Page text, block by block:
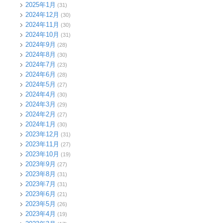
2025年1月 (31)
2024年12月 (30)
2024年11月 (30)
2024年10月 (31)
2024年9月 (28)
2024年8月 (30)
2024年7月 (23)
2024年6月 (28)
2024年5月 (27)
2024年4月 (30)
2024年3月 (29)
2024年2月 (27)
2024年1月 (30)
2023年12月 (31)
2023年11月 (27)
2023年10月 (19)
2023年9月 (27)
2023年8月 (31)
2023年7月 (31)
2023年6月 (21)
2023年5月 (26)
2023年4月 (19)